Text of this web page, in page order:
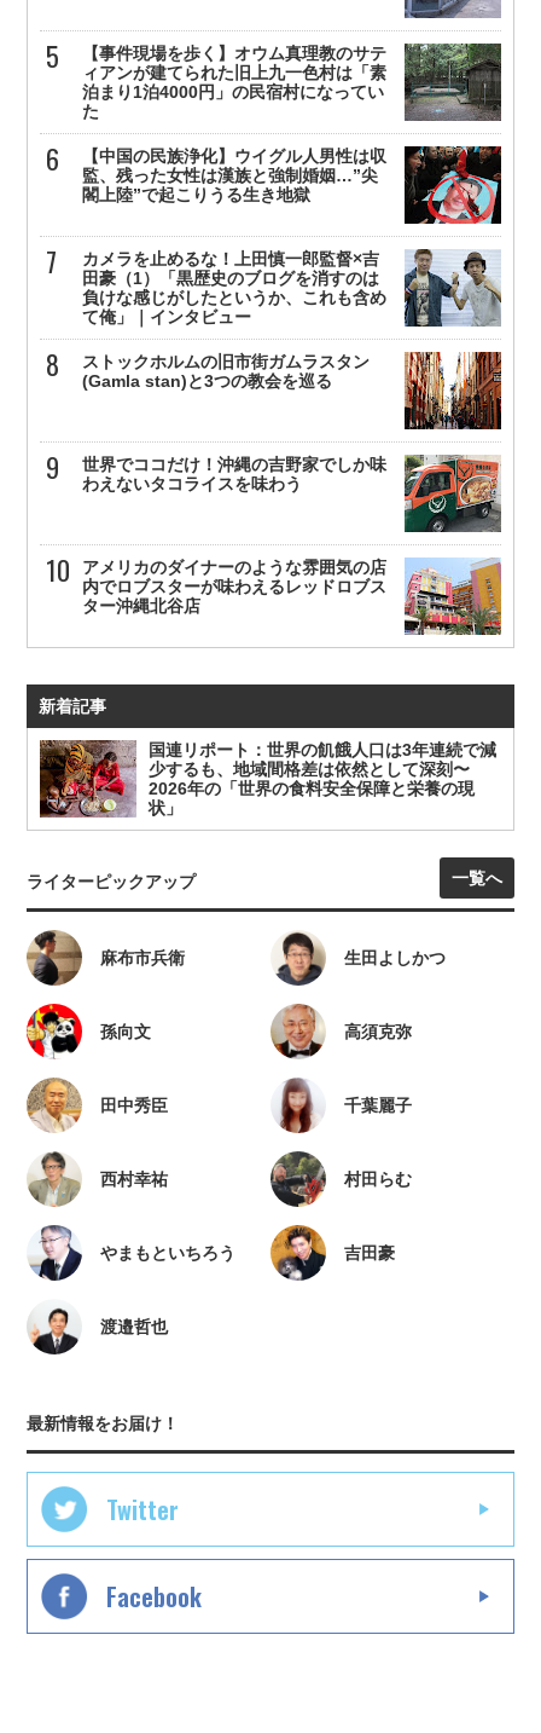
【事件現場を歩く】オウム真理教のサテ
ィアンが建てられた旧上九一色村は「素
泊まり1泊4000円」の民宿村になってい
た
【中国の民族浄化】ウイグル人男性は収
監、残った女性は漢族と強制婚姻…”尖
閣上陸”で起こりうる生き地獄
カメラを止めるな！上田慎一郎監督×吉
田豪（1）「黒歴史のブログを消すのは
負けな感じがしたというか、これも含め
て俺」｜インタビュー
ストックホルムの旧市街ガムラスタン
(Gamla stan)と3つの教会を巡る
世界でココだけ！沖縄の吉野家でしか味
わえないタコライスを味わう
アメリカのダイナーのような雰囲気の店
内でロブスターが味わえるレッドロブス
ター沖縄北谷店
新着記事
国連リポート：世界の飢餓人口は3年連続で減
少するも、地域間格差は依然として深刻〜
2026年の「世界の食料安全保障と栄養の現
状」
ライターピックアップ 一覧へ
麻布市兵衛 生田よしかつ
孫向文 高須克弥
田中秀臣 千葉麗子
西村幸祐 村田らむ
やまもといちろう 吉田豪
渡邉哲也
最新情報をお届け！
Twitter
Facebook